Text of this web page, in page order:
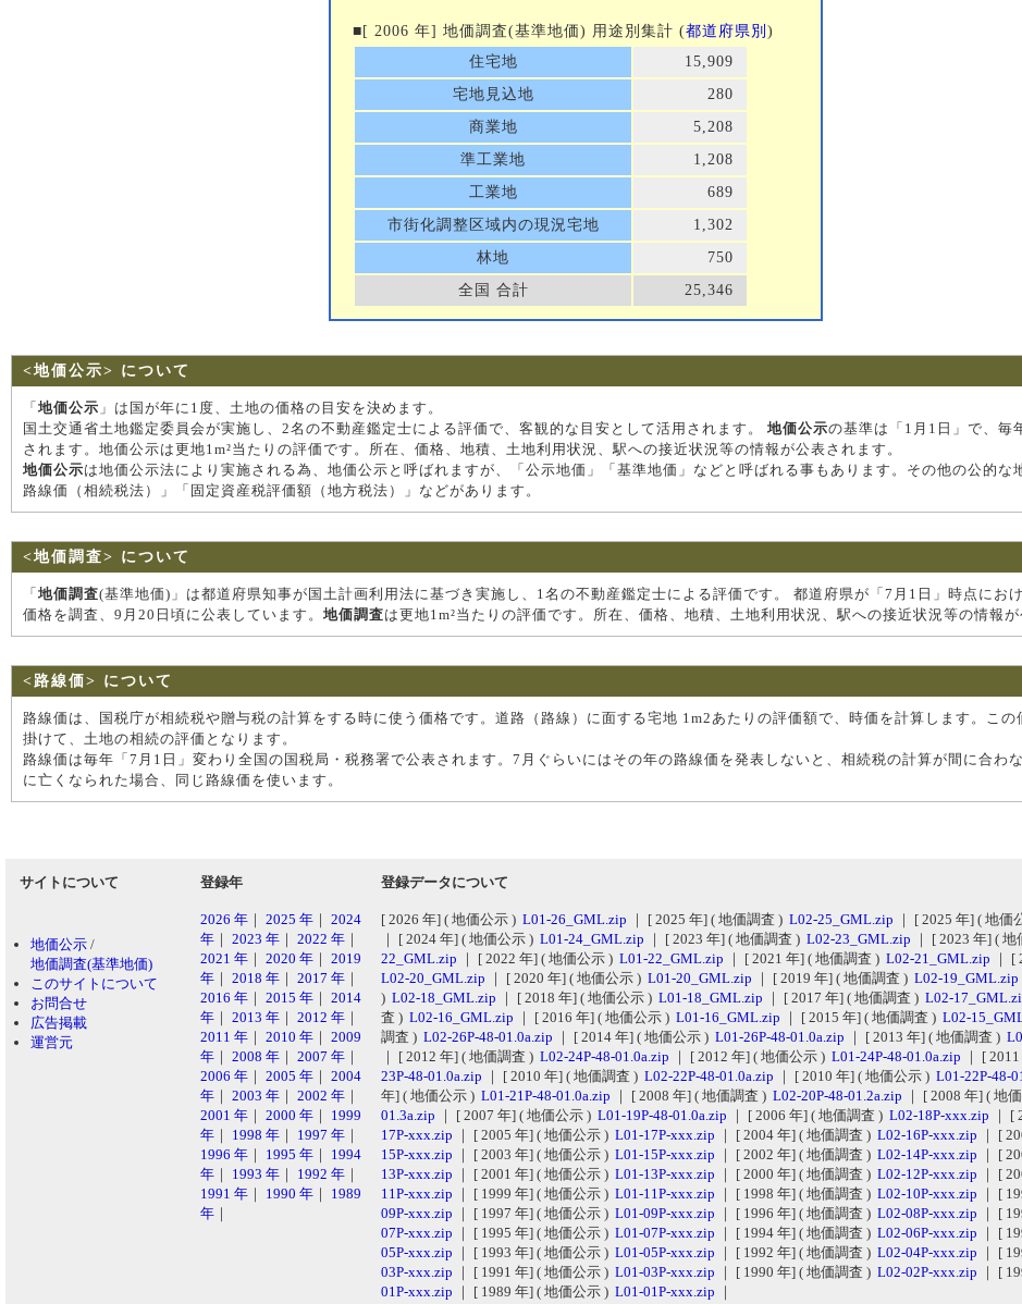
■[ 2006 年] 地価調査(基準地価) 用途別集計 (都道府県別 )
住宅地
15,909
宅地見込地
280
商業地
5,208
準工業地
1,208
工業地
689
市街化調整区域内の現況宅地
1,302
林地
750
全国 合計
25,346
<地価公示> について
「 地価公示 」は国が年に1度、土地の価格の目安を決めます。
国土交通省土地鑑定委員会が実施し、2名の不動産鑑定士による評価で、客観的な目安として活用されます。 地価公示の基準は「1月1日」で、毎
されます。地価公示は更地1m²当たりの評価です。所在、価格、地積、土地利用状況、駅への接近状況等の情報が公表されます。
地価公示は地価公示法により実施される為、地価公示と呼ばれますが、「公示地価」「基準地価」などと呼ばれる事もあります。その他の公的な
路線価（相続税法）」「固定資産税評価額（地方税法）」などがあります。
<地価調査> について
「 地価調査(基準地価)」は都道府県知事が国土計画利用法に基づき実施し、1名の不動産鑑定士による評価です。 都道府県が「7月1日」時点にお
価格を調査、9月20日頃に公表しています。 地価調査は更地1m²当たりの評価です。所在、価格、地積、土地利用状況、駅への接近状況等の情報が
<路線価> について
路線価は、国税庁が相続税や贈与税の計算をする時に使う価格です。道路（路線）に面する宅地 1m2あたりの評価額で、時価を計算します。この
掛けて、土地の相続の評価となります。
路線価は毎年「7月1日」変わり全国の国税局・税務署で公表されます。7月ぐらいにはその年の路線価を発表しないと、相続税の計算が間に合わ
に亡くなられた場合、同じ路線価を使います。
サイトについて 登録年 登録データについて
地価公示 /
地価調査(基準地価)
このサイトについて
お問合せ
広告掲載
運営元
2026 年 ｜ 2025 年 ｜ 2024
年 ｜ 2023 年 ｜ 2022 年 ｜
2021 年 ｜ 2020 年 ｜ 2019
年 ｜ 2018 年 ｜ 2017 年 ｜
2016 年 ｜ 2015 年 ｜ 2014
年 ｜ 2013 年 ｜ 2012 年 ｜
2011 年 ｜ 2010 年 ｜ 2009
年 ｜ 2008 年 ｜ 2007 年 ｜
2006 年 ｜ 2005 年 ｜ 2004
年 ｜ 2003 年 ｜ 2002 年 ｜
2001 年 ｜ 2000 年 ｜ 1999
年 ｜ 1998 年 ｜ 1997 年 ｜
1996 年 ｜ 1995 年 ｜ 1994
年 ｜ 1993 年 ｜ 1992 年 ｜
1991 年 ｜ 1990 年 ｜ 1989
年 ｜
[ 2026 年] ( 地価公示 ) L01-26_GML.zip ｜ [ 2025 年] ( 地価調査 ) L02-25_GML.zip ｜ [ 2025 年] ( 地価
｜ [ 2024 年] ( 地価公示 ) L01-24_GML.zip ｜ [ 2023 年] ( 地価調査 ) L02-23_GML.zip ｜ [ 2023 年] (
22_GML.zip
｜ [ 2022 年] ( 地価公示 ) L01-22_GML.zip ｜ [ 2021 年] ( 地価調査 ) L02-21_GML.zip ｜
L02-20_GML.zip
｜ [ 2020 年] ( 地価公示 ) L01-20_GML.zip ｜ [ 2019 年] ( 地価調査 ) L02-19_GML.zip
) L02-18_GML.zip ｜ [ 2018 年] ( 地価公示 ) L01-18_GML.zip ｜ [ 2017 年] ( 地価調査 ) L02-
査 ) L02-16_GML.zip ｜ [ 2016 年] ( 地価公示 ) L01-16_GML.zip ｜ [ 2015 年] ( 地価調査 ) L02-
調査 ) L02-26P-48-01.0a.zip ｜ [ 2014 年] ( 地価公示 ) L01-26P-48-01.0a.zip ｜ [ 2013 年] ( 地価調査 )
｜ [ 2012 年] ( 地価調査 ) L02-24P-48-01.0a.zip ｜ [ 2012 年] ( 地価公示 ) L01-24P-48-01.0a.zip ｜ [
23P-48-01.0a.zip
｜ [ 2010 年] ( 地価調査 ) L02-22P-48-01.0a.zip ｜ [ 2010 年] ( 地価公示 ) L01-22P-48-
年] ( 地価公示 ) L01-21P-48-01.0a.zip ｜ [ 2008 年] ( 地価調査 ) L02-20P-48-01.2a.zip ｜ [ 2008 年] ( 地
01.3a.zip
｜ [ 2007 年] ( 地価公示 ) L01-19P-48-01.0a.zip ｜ [ 2006 年] ( 地価調査 ) L02-18P-xxx.zip ｜
17P-xxx.zip
｜ [ 2005 年] ( 地価公示 ) L01-17P-xxx.zip ｜ [ 2004 年] ( 地価調査 ) L02-16P-xxx.zip ｜ [
15P-xxx.zip
｜ [ 2003 年] ( 地価公示 ) L01-15P-xxx.zip ｜ [ 2002 年] ( 地価調査 ) L02-14P-xxx.zip ｜ [
13P-xxx.zip
｜ [ 2001 年] ( 地価公示 ) L01-13P-xxx.zip ｜ [ 2000 年] ( 地価調査 ) L02-12P-xxx.zip ｜ [
11P-xxx.zip
｜ [ 1999 年] ( 地価公示 ) L01-11P-xxx.zip ｜ [ 1998 年] ( 地価調査 ) L02-10P-xxx.zip ｜ [
09P-xxx.zip
｜ [ 1997 年] ( 地価公示 ) L01-09P-xxx.zip ｜ [ 1996 年] ( 地価調査 ) L02-08P-xxx.zip ｜ [
07P-xxx.zip
｜ [ 1995 年] ( 地価公示 ) L01-07P-xxx.zip ｜ [ 1994 年] ( 地価調査 ) L02-06P-xxx.zip ｜ [
05P-xxx.zip
｜ [ 1993 年] ( 地価公示 ) L01-05P-xxx.zip ｜ [ 1992 年] ( 地価調査 ) L02-04P-xxx.zip ｜ [
03P-xxx.zip
｜ [ 1991 年] ( 地価公示 ) L01-03P-xxx.zip ｜ [ 1990 年] ( 地価調査 ) L02-02P-xxx.zip ｜ [
01P-xxx.zip
｜ [ 1989 年] ( 地価公示 ) L01-01P-xxx.zip ｜